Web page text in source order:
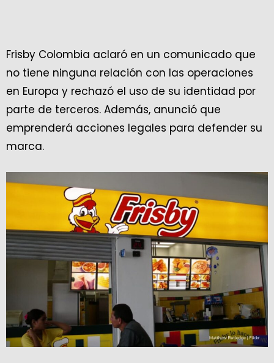
Frisby Colombia aclaró en un comunicado que
no tiene ninguna relación con las operaciones
en Europa y rechazó el uso de su identidad por
parte de terceros. Además, anunció que
emprenderá acciones legales para defender su
marca.